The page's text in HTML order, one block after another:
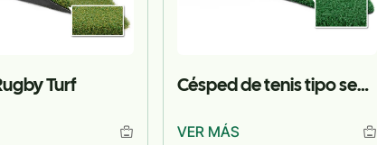
Turf Césped de tenis tipo seguro
VER MÁS